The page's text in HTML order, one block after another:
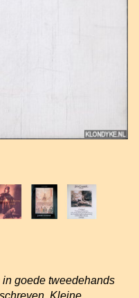
goede tweedehands
Kleine